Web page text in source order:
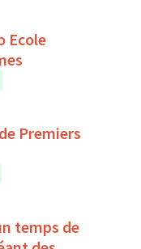
Ecole
Premiers
temps de